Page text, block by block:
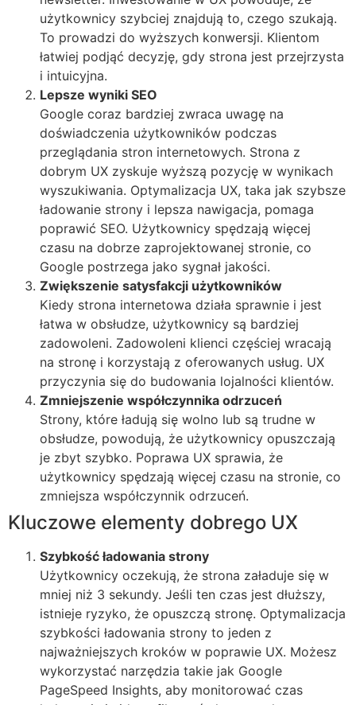
użytkownicy szybciej znajdują to, czego szukają.
To prowadzi do wyższych konwersji. Klientom
łatwiej podjąć decyzję, gdy strona jest przejrzysta
i intuicyjna.
Lepsze wyniki SEO
Google coraz bardziej zwraca uwagę na
doświadczenia użytkowników podczas
przeglądania stron internetowych. Strona z
dobrym UX zyskuje wyższą pozycję w wynikach
wyszukiwania. Optymalizacja UX, taka jak szybsze
ładowanie strony i lepsza nawigacja, pomaga
poprawić SEO. Użytkownicy spędzają więcej
czasu na dobrze zaprojektowanej stronie, co
Google postrzega jako sygnał jakości.
Zwiększenie satysfakcji użytkowników
Kiedy strona internetowa działa sprawnie i jest
łatwa w obsłudze, użytkownicy są bardziej
zadowoleni. Zadowoleni klienci częściej wracają
na stronę i korzystają z oferowanych usług. UX
przyczynia się do budowania lojalności klientów.
Zmniejszenie współczynnika odrzuceń
Strony, które ładują się wolno lub są trudne w
obsłudze, powodują, że użytkownicy opuszczają
je zbyt szybko. Poprawa UX sprawia, że
użytkownicy spędzają więcej czasu na stronie, co
zmniejsza współczynnik odrzuceń.
Kluczowe elementy dobrego UX
Szybkość ładowania strony
Użytkownicy oczekują, że strona załaduje się w
mniej niż 3 sekundy. Jeśli ten czas jest dłuższy,
istnieje ryzyko, że opuszczą stronę. Optymalizacja
szybkości ładowania strony to jeden z
najważniejszych kroków w poprawie UX. Możesz
wykorzystać narzędzia takie jak Google
PageSpeed Insights, aby monitorować czas